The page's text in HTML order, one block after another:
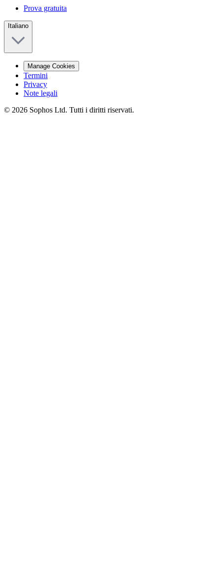
Prova gratuita
Italiano
Manage Cookies
Termini
Privacy
Note legali
© 2026 Sophos Ltd. Tutti i diritti riservati.